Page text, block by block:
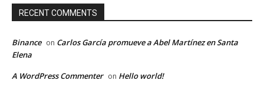
RECENT COMMENTS
Binance on Carlos García promueve a Abel Martínez en Santa
Elena
A WordPress Commenter on Hello world!